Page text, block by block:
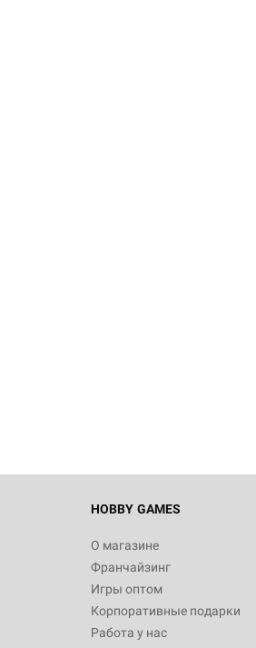
HOBBY GAMES
О магазине
Франчайзинг
Игры оптом
Корпоративные подарки
Работа у нас